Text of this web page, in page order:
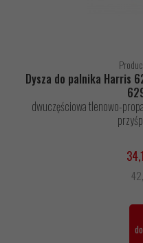
Dysza do palnika Harris
dwuczęściowa tlenowo-